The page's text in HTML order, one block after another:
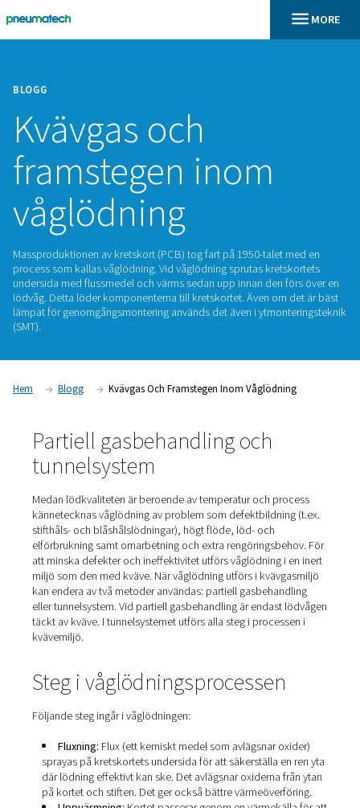
BLOGG
Kvävgas och
framstegen inom
våglödning
Massproduktionen av kretskort (PCB) tog fart på 1950-talet
process som kallas våglödning. Vid våglödning sprutas
lämpat för genomgångsmontering används det även i
Partiell gasbehandling och
tunnelsystem
Medan lödkvaliteten är beroende av temperatur och
kännetecknas våglödning av problem som
elförbrukning samt omarbetning och extra
att minska defekter och ineffektivitet utförs våglödning
miljö som den med kväve. När våglödning utförs i
kan endera av två metoder användas: partiell
eller tunnelsystem. Vid partiell gasbehandling är endast
täckt av kväve. I tunnelsystemet utförs alla steg i
kvävemiljö.